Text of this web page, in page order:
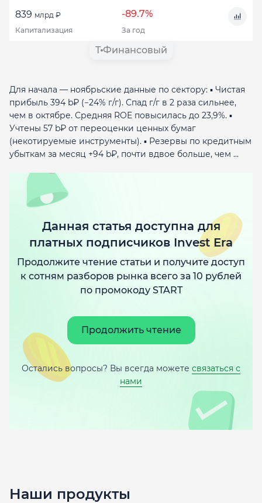
839 млрд ₽ -89.7%
Капитализация За год
T Финансовый
Для начала — ноябрьские данные по сектору: ▪️ Чистая
прибыль 394 b₽ (−24% г/г). Спад г/г в 2 раза сильнее,
чем в октябре. Средняя ROE повысилась до 23,9%. ▪️
Учтены 57 b₽ от переоценки ценных бумаг
(некотируемые инструменты). ▪️ Резервы по кредитным
убыткам за месяц +94 b₽, почти вдвое больше, чем ...
Данная статья доступна для
платных подписчиков Invest Era
Продолжите чтение статьи и получите доступ
к сотням разборов рынка всего за 10 рублей
по промокоду START
Продолжить чтение
Остались вопросы? Вы всегда можете связаться с
нами
Наши продукты